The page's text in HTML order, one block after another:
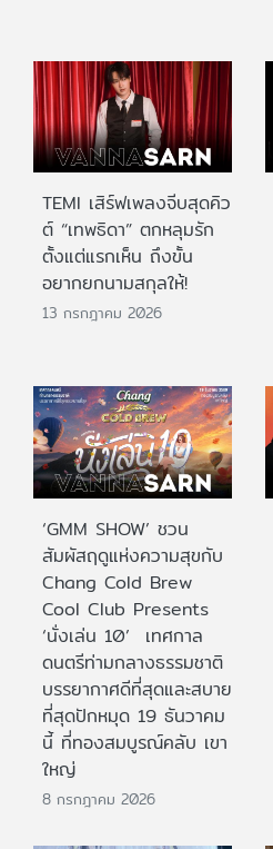
TEMI เสิร์ฟเพลงจีบสุดคิว
ต์ “เทพธิดา” ตกหลุมรัก
ตั้งแต่แรกเห็น ถึงขั้น
อยากยกนามสกุลให้!
13 กรกฎาคม 2026
‘GMM SHOW’ ชวน
สัมผัสฤดูแห่งความสุขกับ
Chang Cold Brew
Cool Club Presents
‘นั่งเล่น 10’ เทศกาล
ดนตรีท่ามกลางธรรมชาติ
บรรยากาศดีที่สุดและสบาย
ที่สุดปักหมุด 19 ธันวาคม
นี้ ที่ทองสมบูรณ์คลับ เขา
ใหญ่
8 กรกฎาคม 2026